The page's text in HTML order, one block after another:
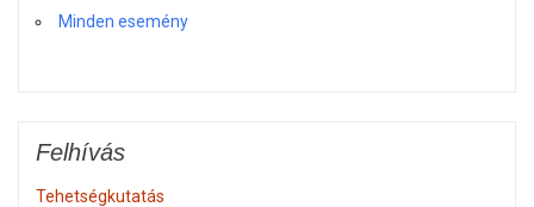
Minden esemény
Felhívás
Tehetségkutatás